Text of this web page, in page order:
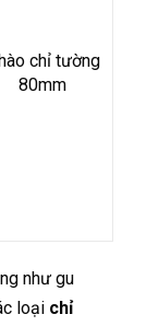
chỉ tường
80mm
như gu
loại chỉ